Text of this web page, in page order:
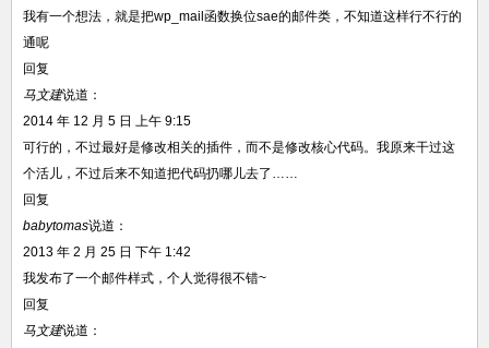
我有一个想法，就是把wp_mail函数换位sae的邮件类，不知道这样行不行的
通呢
回复
马文建说道：
2014 年 12 月 5 日 上午 9:15
可行的，不过最好是修改相关的插件，而不是修改核心代码。我原来干过这
个活儿，不过后来不知道把代码扔哪儿去了……
回复
babytomas说道：
2013 年 2 月 25 日 下午 1:42
我发布了一个邮件样式，个人觉得很不错~
回复
马文建说道：